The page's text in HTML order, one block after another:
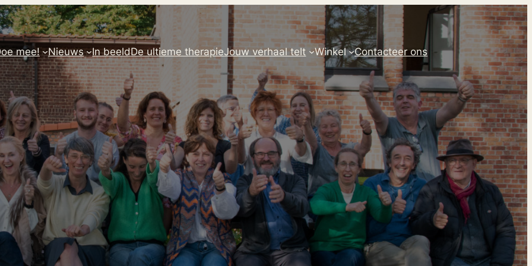
mee! Nieuws In beeldDe ultieme therapieJouw verhaal telt Winkel Contacteer ons